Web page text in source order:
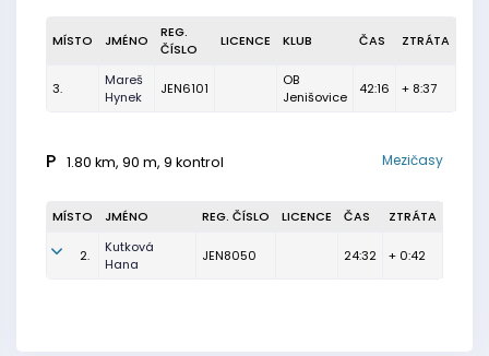
MÍSTO JMÉNO
REG.
ČÍSLO
LICENCE KLUB ČAS ZTRÁTA
3.
Mareš
Hynek
JEN6101
OB
Jenišovice
42:16 + 8:37
P 1.80 km, 90 m, 9 kontrol Mezičasy
MÍSTO JMÉNO REG. ČÍSLO LICENCE ČAS ZTRÁTA
2.
Kutková
Hana
JEN8050 24:32 + 0:42